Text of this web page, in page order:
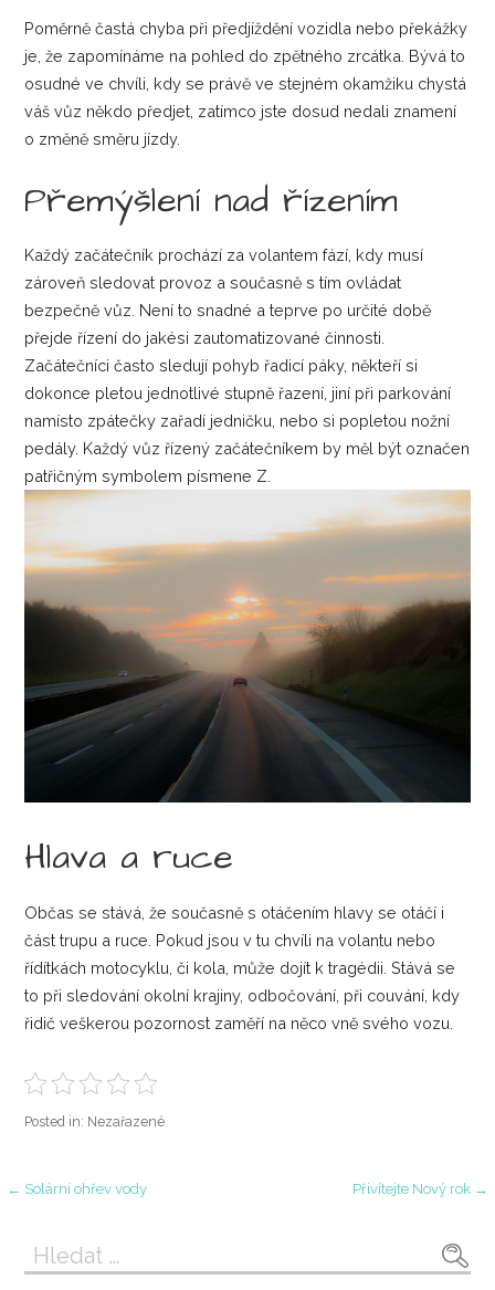
Poměrně častá chyba při předjíždění vozidla nebo překážky
je, že zapomínáme na pohled do zpětného zrcátka. Bývá to
osudné ve chvíli, kdy se právě ve stejném okamžiku chystá
váš vůz někdo předjet, zatímco jste dosud nedali znamení
o změně směru jízdy.
Přemýšlení nad řízením
Každý začátečník prochází za volantem fází, kdy musí
zároveň sledovat provoz a současně s tím ovládat
bezpečně vůz. Není to snadné a teprve po určité době
přejde řízení do jakési zautomatizované činnosti.
Začátečníci často sledují pohyb řadicí páky, někteří si
dokonce pletou jednotlivé stupně řazení, jiní při parkování
namísto zpátečky zařadí jedničku, nebo si popletou nožní
pedály. Každý vůz řízený začátečníkem by měl být označen
patřičným symbolem písmene Z.
Hlava a ruce
Občas se stává, že současně s otáčením hlavy se otáčí i
část trupu a ruce. Pokud jsou v tu chvíli na volantu nebo
řídítkách motocyklu, či kola, může dojít k tragédii. Stává se
to při sledování okolní krajiny, odbočování, při couvání, kdy
řidič veškerou pozornost zaměří na něco vně svého vozu.
Posted in: Nezařazené
Navigace
pro
← Solární ohřev vody Přivítejte Nový rok →
Vyhledávání